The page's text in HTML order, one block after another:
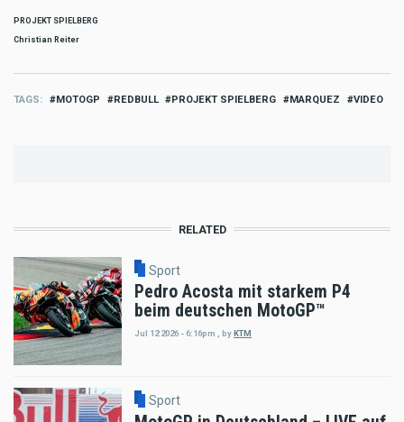
PROJEKT SPIELBERG
Christian Reiter
TAGS MOTOGP REDBULL PROJEKT SPIELBERG MARQUEZ VIDEO
RELATED
Sport
Pedro Acosta mit starkem P4
beim deutschen MotoGP™
Jul 12 2026 - 6:16pm byKTM
Sport